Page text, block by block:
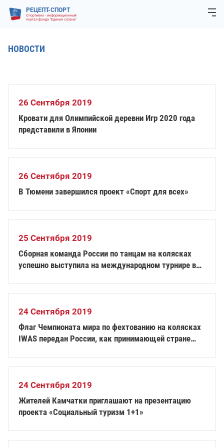
РЕЦЕПТ-СПОРТ
Спортивно - информационный
портал фонда "Единая страна"
НОВОСТИ
26 Сентября 2019
Кровати для Олимпийской деревни Игр 2020 года
представили в Японии
26 Сентября 2019
В Тюмени завершился проект «Спорт для всех»
25 Сентября 2019
Сборная команда России по танцам на колясках
успешно выступила на международном турнире в
24 Сентября 2019
Флаг Чемпионата мира по фехтованию на колясках
IWAS передан России, как принимающей стране
24 Сентября 2019
Жителей Камчатки приглашают на презентацию
проекта «Социальный туризм 1+1»